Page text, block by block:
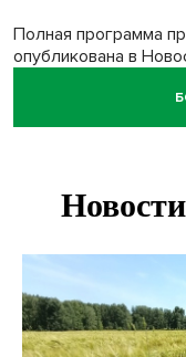
Полная программа
опубликована в
Прогноз погоды на
Площадки для
Дольщики
получили ключи от